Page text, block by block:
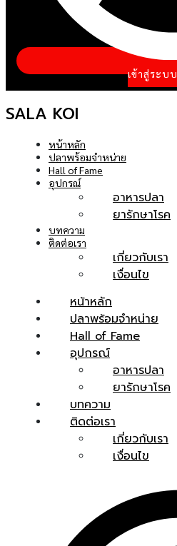
เข้าสู่ระบบ
SALA KOI
หน้าหลัก
ปลาพร้อมจำหน่าย
Hall of Fame
อุปกรณ์
อาหารปลา
ยารักษาโรค
บทความ
ติดต่อเรา
เกี่ยวกับเรา
เงื่อนไข
หน้าหลัก
ปลาพร้อมจำหน่าย
Hall of Fame
อุปกรณ์
อาหารปลา
ยารักษาโรค
บทความ
ติดต่อเรา
เกี่ยวกับเรา
เงื่อนไข